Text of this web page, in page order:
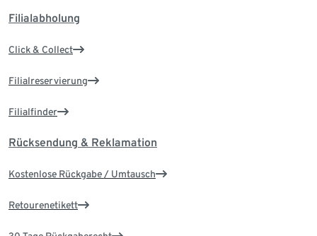
Filialabholung
Click & Collect
Filialreservierung
Filialfinder
Rücksendung & Reklamation
Kostenlose Rückgabe / Umtausch
Retourenetikett